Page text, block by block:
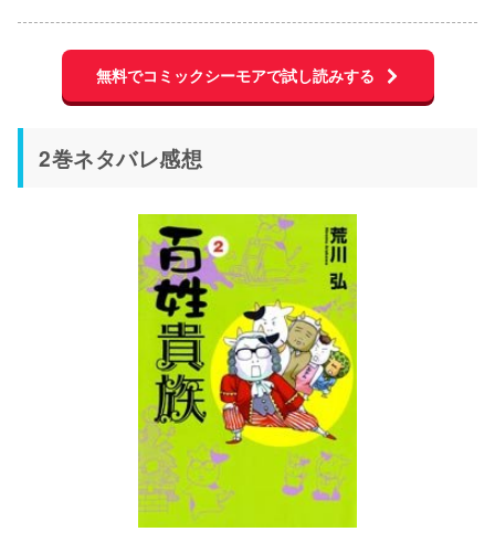
無料でコミックシーモアで試し読みする
2巻ネタバレ感想